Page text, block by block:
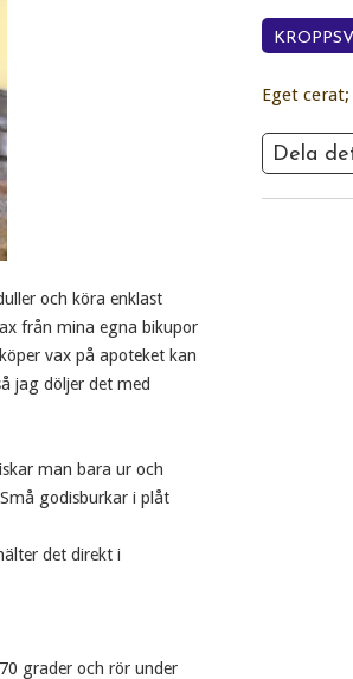
Eget
Dela
och köra enklast
från mina egna bikupor
vax på apoteket kan
jag döljer det med
man bara ur och
godisburkar i plåt
det direkt i
grader och rör under